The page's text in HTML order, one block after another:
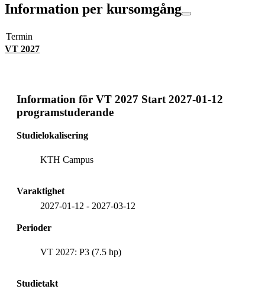
Information per kursomgång
Termin
VT 2027
Information för VT 2027 Start 2027-01-12
programstuderande
Studielokalisering
KTH Campus
Varaktighet
2027-01-12 - 2027-03-12
Perioder
VT 2027: P3 (7.5 hp)
Studietakt